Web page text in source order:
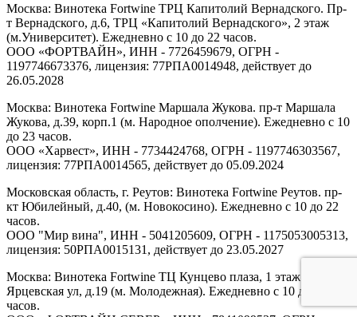
Москва: Винотека Fortwine ТРЦ Капитолий Вернадского. Пр-
т Вернадского, д.6, ТРЦ «Капитолий Вернадского», 2 этаж
(м.Университет). Ежедневно с 10 до 22 часов.
ООО «ФОРТВАЙН», ИНН - 7726459679, ОГРН -
1197746673376, лицензия: 77РПА0014948, действует до
26.05.2028
Москва: Винотека Fortwine Маршала Жукова. пр-т Маршала
Жукова, д.39, корп.1 (м. Народное ополчение). Ежедневно с 10
до 23 часов.
ООО «Харвест», ИНН - 7734424768, ОГРН - 1197746303567,
лицензия: 77РПА0014565, действует до 05.09.2024
Московская область, г. Реутов: Винотека Fortwine Реутов. пр-
кт Юбилейный, д.40, (м. Новокосино). Ежедневно с 10 до 22
часов.
ООО "Мир вина", ИНН - 5041205609, ОГРН - 1175053005313,
лицензия: 50РПА0015131, действует до 23.05.2027
Москва: Винотека Fortwine ТЦ Кунцево плаза, 1 этаж.
Ярцевская ул, д.19 (м. Молодежная). Ежедневно с 10 до 22
часов.